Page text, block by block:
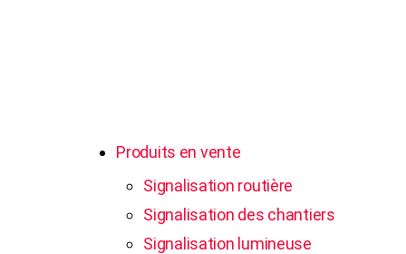
Produits en vente
Signalisation routière
Signalisation des chantiers
Signalisation lumineuse